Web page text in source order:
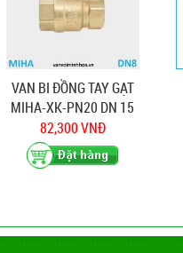
VAN BI ĐỒNG TAY GẠT
MIHA-XK-PN20 DN 15
82,300 VNĐ